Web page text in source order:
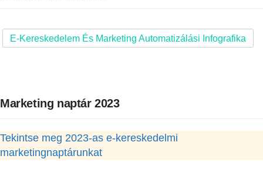
E-Kereskedelem És Marketing Automatizálási Infografika
Marketing naptár 2023
Tekintse meg 2023-as e-kereskedelmi
marketingnaptárunkat